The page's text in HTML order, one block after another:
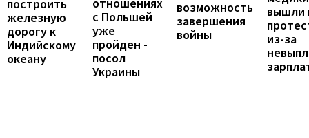
построить
железную
дорогу к
Индийскому
океану
с Польшей
уже
пройден -
посол
Украины
возможность
завершения
войны
вышли
из-за